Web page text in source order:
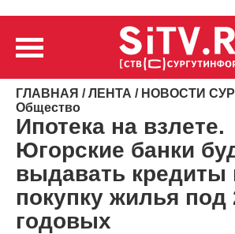
ГЛАВНАЯ /ЛЕНТА / НОВОСТИ
Общество
Ипотека на взлете.
Югорские банки
выдавать кредиты
покупку жилья под
годовых